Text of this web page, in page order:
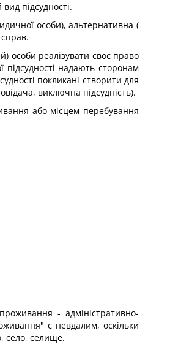
підсудності.
особи), альтернативна (
особи реалізувати своє право
підсудності надають сторонам
покликані створити для
виключна підсудність).
або місцем перебування
- адміністративно-
є невдалим, оскільки
село, селище.